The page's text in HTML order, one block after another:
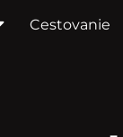
Cestovanie